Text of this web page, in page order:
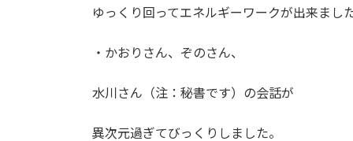
ゆっくり回ってエネルギーワークが出来まし
・かおりさん、ぞのさん、
水川さん（注：秘書です）の会話が
異次元過ぎてびっくりしました。